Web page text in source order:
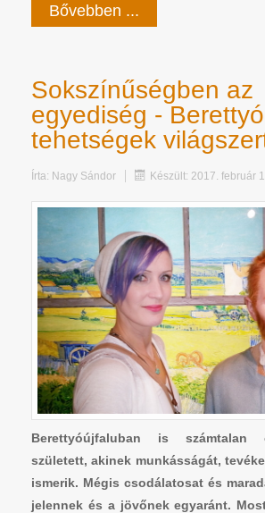
Bővebben ...
Sokszínűségben az
egyediség -
tehetségek
Írta: Nagy Sándor Készült: 2017. február
Berettyóújfaluban is számtalan
született, akinek munkásságát,
ismerik. Mégis csodálatosat és
jelennek és a jövőnek egyaránt.